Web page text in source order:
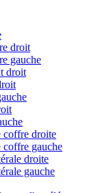
droit
gauche
droit
coffre droite
coffre gauche
droite
gauche